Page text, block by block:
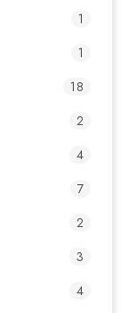
1
1
18
2
4
7
2
3
4